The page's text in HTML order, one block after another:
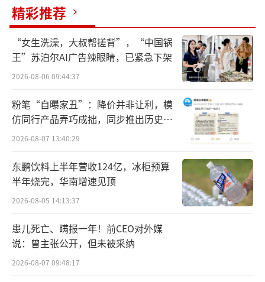
与此同时，茅台已经完成了上市以来首次6
0亿元及第二轮30亿元的股份回购方案，控股股
东茅台集团也计划增持30亿至33亿元。
这一系列组合拳，清晰地表明茅台正从一
家高增长公司，向一家高确定性的价值回报公
司转型。其“高毛利、高净利、高分红、低负
债”的财务结构，为高分红战略提供了坚实的
现金流支撑，在行业调整期为整个白酒板块注
入了难能可贵的价值锚定效应。
与此同时，五粮液的分红也再上新台阶。2
025年，公司实施2024年度现金分红及中期分
红总额超223亿元；现金分红比例提升至70%，
股息率近5%，均创历史新高，切实践行“为投
精彩推荐
“女生洗澡，大叔帮搓背”，“中国锅
王”苏泊尔AI广告辣眼睛，已紧急下架
2026-08-06 09:44:37
粉笔“自曝家丑”：降价并非让利，模
仿同行产品弄巧成拙，同步推出历史学
员退费方案
2026-08-07 13:40:29
东鹏饮料上半年营收124亿，冰柜预算
半年烧完，华南增速见顶
2026-08-05 14:13:37
患儿死亡、瞒报一年！前CEO对外媒
说：曾主张公开，但未被采纳
2026-08-07 09:48:17